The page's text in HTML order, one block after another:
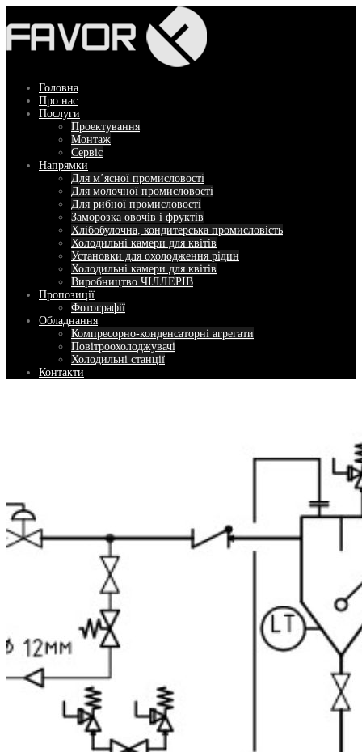
до
вмісту
Головна
Про нас
Послуги
Проектування
Монтаж
Сервіс
Напрямки
Для м’ясної промисловості
Для молочної промисловості
Для рибної промисловості
Заморозка овочів і фруктів
Хлібобулочна, кондитерська промисловість
Холодильні камери для квітів
Установки для охолодження рідин
Холодильні камери для квітів
Виробництво ЧІЛЛЕРІВ
Пропозиції
Фотографії
Обладнання
Компресорно-конденсаторні агрегати
Повітроохолоджувачі
Холодильні станції
Контакти